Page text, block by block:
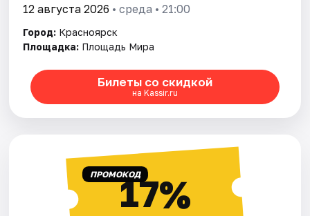
12 августа 2026 • среда • 21:00
Город: Красноярск
Площадка: Площадь Мира
Билеты со скидкой
на Kassir.ru
ПРОМОКОД17%